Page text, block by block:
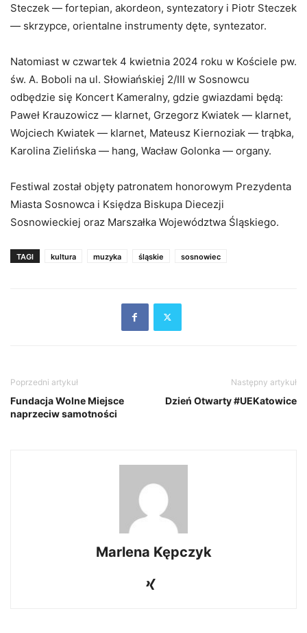
Steczek — fortepian, akordeon, syntezatory i Piotr Steczek
— skrzypce, orientalne instrumenty dęte, syntezator.
Natomiast w czwartek 4 kwietnia 2024 roku w Kościele pw.
św. A. Boboli na ul. Słowiańskiej 2/III w Sosnowcu
odbędzie się Koncert Kameralny, gdzie gwiazdami będą:
Paweł Krauzowicz — klarnet, Grzegorz Kwiatek — klarnet,
Wojciech Kwiatek — klarnet, Mateusz Kiernoziak — trąbka,
Karolina Zielińska — hang, Wacław Golonka — organy.
Festiwal został objęty patronatem honorowym Prezydenta
Miasta Sosnowca i Księdza Biskupa Diecezji
Sosnowieckiej oraz Marszałka Województwa Śląskiego.
TAGI kultura muzyka śląskie sosnowiec
Poprzedni artykuł
Fundacja Wolne Miejsce
naprzeciw samotności
Następny artykuł
Dzień Otwarty #UEKatowice
Marlena Kępczyk